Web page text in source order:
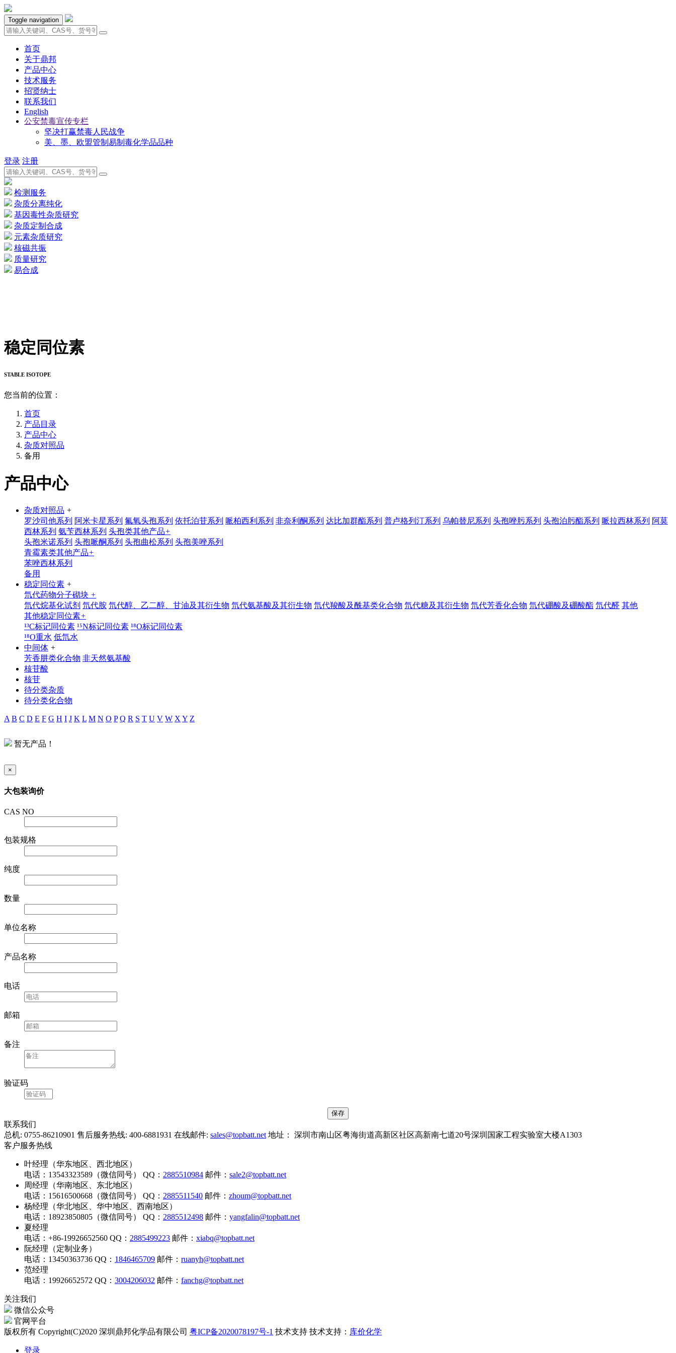
Toggle navigation
首页
关于鼎邦
产品中心
技术服务
招贤纳士
联系我们
English
公安禁毒宣传专栏
坚决打赢禁毒人民战争
美、墨、欧盟管制易制毒化学品品种
登录 注册
检测服务
杂质分离纯化
基因毒性杂质研究
杂质定制合成
元素杂质研究
核磁共振
质量研究
易合成
稳定同位素
STABLE ISOTOPE
您当前的位置：
首页
产品目录
产品中心
杂质对照品
备用
产品中心
杂质对照品 +
罗沙司他系列 阿米卡星系列 氟氧头孢系列 依托泊苷系列 哌柏西利系列 非奈利酮系列 达比加群酯系列 普卢格列汀系列 乌帕替尼系列 头孢唑肟系列 头孢泊肟酯系列 哌拉西林系列 阿莫
西林系列 氨苄西林系列 头孢类其他产品+
头孢米诺系列 头孢哌酮系列 头孢曲松系列 头孢美唑系列
青霉素类其他产品+
苯唑西林系列
备用
稳定同位素 +
氘代药物分子砌块 +
氘代烷基化试剂 氘代胺 氘代醇、乙二醇、甘油及其衍生物 氘代氨基酸及其衍生物 氘代羧酸及酰基类化合物 氘代糖及其衍生物 氘代芳香化合物 氘代硼酸及硼酸酯 氘代醛 其他
其他稳定同位素+
¹³C标记同位素 ¹⁵N标记同位素 ¹⁸O标记同位素
¹⁸O重水 低氘水
中间体 +
芳香肼类化合物 非天然氨基酸
核苷酸
核苷
待分类杂质
待分类化合物
A B C D E F G H I J K L M N O P Q R S T U V W X Y Z
暂无产品！
×
大包装询价
CAS NO
包装规格
纯度
数量
单位名称
产品名称
电话
邮箱
备注
验证码
联系我们
总机: 0755-86210901 售后服务热线: 400-6881931 在线邮件: sales@topbatt.net 地址： 深圳市南山区粤海街道高新区社区高新南七道20号深圳国家工程实验室大楼A1303
客户服务热线
叶经理（华东地区、西北地区）
电话：13543323589（微信同号）
QQ： 2885510984 邮件： sale2@topbatt.net
周经理（华南地区、东北地区）
电话：15616500668（微信同号）
QQ： 2885511540 邮件： zhoum@topbatt.net
杨经理（华北地区、华中地区、西南地区）
电话：18923850805（微信同号）
QQ： 2885512498 邮件： yangfalin@topbatt.net
夏经理
电话：+86-19926652560 QQ： 2885499223 邮件： xiabq@topbatt.net
阮经理（定制业务）
电话：13450363736 QQ： 1846465709 邮件： ruanyh@topbatt.net
范经理
电话：19926652572 QQ： 3004206032 邮件： fanchg@topbatt.net
关注我们
微信公众号
官网平台
版权所有 Copyright(C)2020 深圳鼎邦化学品有限公司 粤ICP备2020078197号-1 技术支持 技术支持： 库价化学
登录